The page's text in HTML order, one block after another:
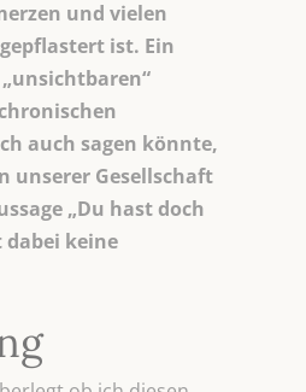
und vielen
ist. Ein
auch sagen könnte,
unserer Gesellschaft
„Du hast doch
keine